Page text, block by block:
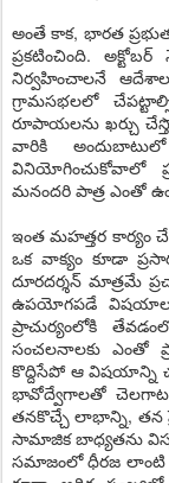
అంతే కాక, భారత
ప్రకటించింది. అక్టోబర్‌
నిర్వహించాలనే
గ్రామసభలలో
రూపాయలను ఖర్చు
వారికి
వినియోగించుకోవాలో
మనందరి పాత్ర ఎంతో
ఇంత మహత్తర కార్యం
ఒక వాక్యం కూడా
దూరదర్శన్‌ మాత్రమే
ఉపయోగపడే
ప్రాచుర్యంలోకి
సంచలనాలకు ఎంతో
కొద్దిసేపో ఆ విషయాన్ని
భావోద్వేగాలతో
తనకొచ్చే లాభాన్ని, తన
సామాజిక బాధ్యతను
సమాజంలో ధీరజ లాంటి